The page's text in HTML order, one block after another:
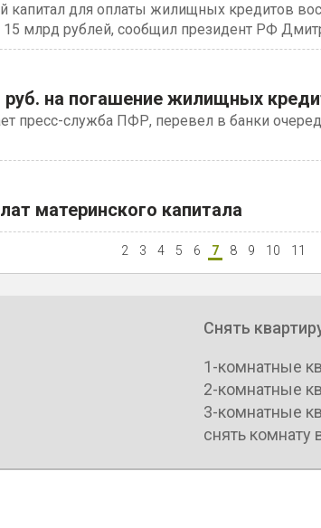
капитал для оплаты жилищных кредитов
15 млрд рублей, сообщил президент РФ
на погашение жилищных
пресс-служба ПФР, перевел в банки
материнского капитала
2 3 4 5 6 7 8 9 10 11
Снять
1-комнатные
2-комнатные
3-комнатные
снять комнату